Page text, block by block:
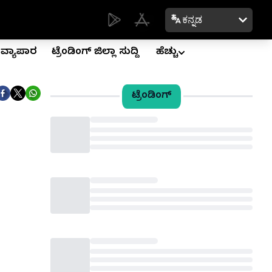
ಕನ್ನಡ
ವ್ಯಾಪಾರ ಟ್ರೆಂಡಿಂಗ್ ಜಿಲ್ಲಾ ಸುದ್ದಿ ಹೆಚ್ಚು
ಟ್ರೆಂಡಿಂಗ್